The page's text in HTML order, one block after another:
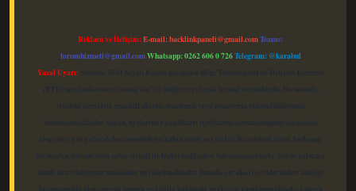
Reklam ve İletişim:E-mail:backlinkpaneli@gmail.comTeams:
forumhizmeti@gmail.comWhatsapp: 0262 606 0 726Telegram: @karabul
Yasal Uyarı: